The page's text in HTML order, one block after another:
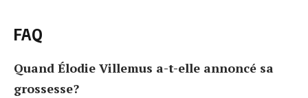
FAQ
Quand Élodie Villemus a-t-elle annoncé sa
grossesse?